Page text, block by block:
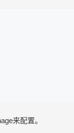
来配置。